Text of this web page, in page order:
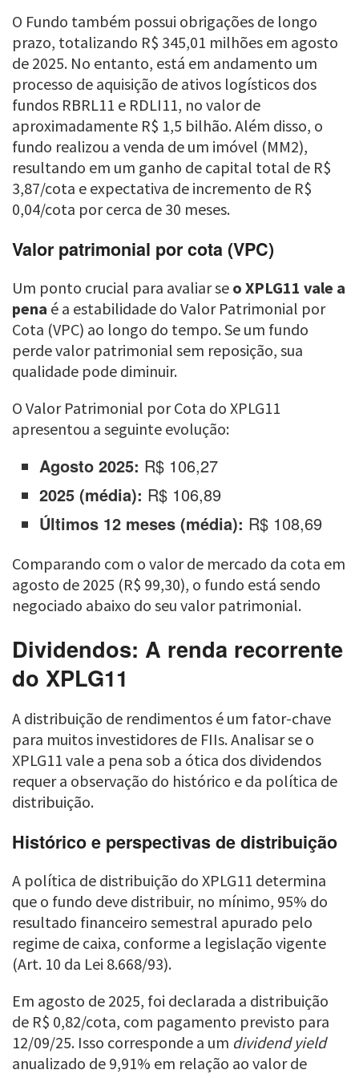
O Fundo também possui obrigações de longo
prazo, totalizando R$ 345,01 milhões em agosto
de 2025. No entanto, está em andamento um
processo de aquisição de ativos logísticos dos
fundos RBRL11 e RDLI11, no valor de
aproximadamente R$ 1,5 bilhão. Além disso, o
fundo realizou a venda de um imóvel (MM2),
resultando em um ganho de capital total de R$
3,87/cota e expectativa de incremento de R$
0,04/cota por cerca de 30 meses.
Valor patrimonial por cota (VPC)
Um ponto crucial para avaliar se o XPLG11 vale a
pena é a estabilidade do Valor Patrimonial por
Cota (VPC) ao longo do tempo. Se um fundo
perde valor patrimonial sem reposição, sua
qualidade pode diminuir.
O Valor Patrimonial por Cota do XPLG11
apresentou a seguinte evolução:
Agosto 2025: R$ 106,27
2025 (média): R$ 106,89
Últimos 12 meses (média): R$ 108,69
Comparando com o valor de mercado da cota em
agosto de 2025 (R$ 99,30), o fundo está sendo
negociado abaixo do seu valor patrimonial.
Dividendos: A renda recorrente
do XPLG11
A distribuição de rendimentos é um fator-chave
para muitos investidores de FIIs. Analisar se o
XPLG11 vale a pena sob a ótica dos dividendos
requer a observação do histórico e da política de
distribuição.
Histórico e perspectivas de distribuição
A política de distribuição do XPLG11 determina
que o fundo deve distribuir, no mínimo, 95% do
resultado financeiro semestral apurado pelo
regime de caixa, conforme a legislação vigente
(Art. 10 da Lei 8.668/93).
Em agosto de 2025, foi declarada a distribuição
de R$ 0,82/cota, com pagamento previsto para
12/09/25. Isso corresponde a um dividend yield
anualizado de 9,91% em relação ao valor de